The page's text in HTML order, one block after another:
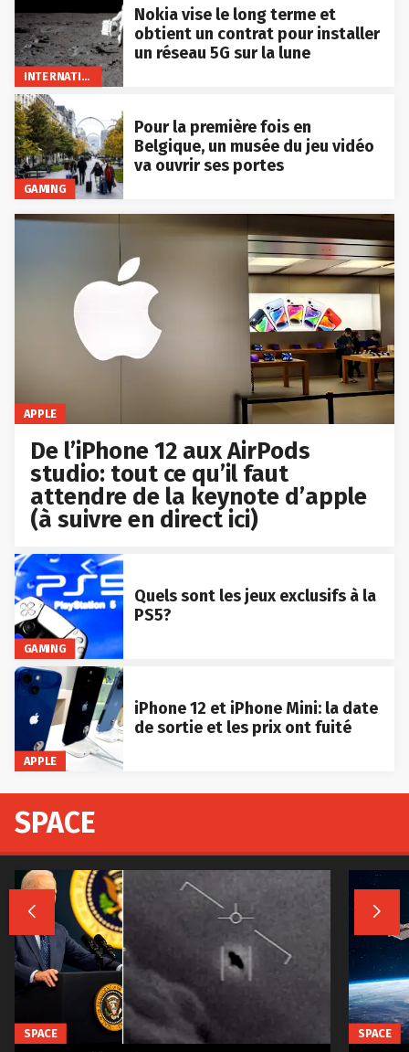
INTERNATIONAL
Nokia vise le long terme et
obtient un contrat pour installer
un réseau 5G sur la lune
GAMING
Pour la première fois en
Belgique, un musée du jeu vidéo
va ouvrir ses portes
APPLE
De l’iPhone 12 aux AirPods
studio: tout ce qu’il faut
attendre de la keynote d’apple
(à suivre en direct ici)
GAMING
Quels sont les jeux exclusifs à la
PS5?
APPLE
iPhone 12 et iPhone Mini: la date
de sortie et les prix ont fuité
SPACE
 
SPACE SPACE